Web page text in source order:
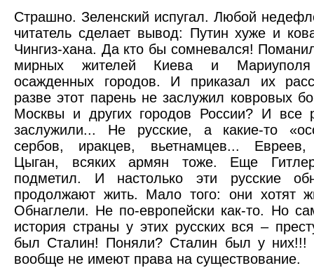
Страшно. Зеленский испугал. Любой
читатель сделает вывод: Путин хуже и
Чингиз-хана. Да кто бы сомневался!
мирных жителей Киева и
осажденных городов. И приказал их
разве этот парень не заслужил ковровых
Москвы и других городов России? И все
заслужили... Не русские, а какие-то
сербов, иракцев, вьетнамцев... Евреев,
Цыган, всяких армян тоже. Еще
подметил. И настолько эти русские
продолжают жить. Мало того: они хотят
Обнаглели. Не по-европейски как-то. Но
история страны у этих русских вся –
был Сталин! Поняли? Сталин был у них!!!
вообще не имеют права на существование.